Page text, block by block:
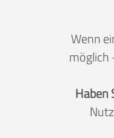
Wenn
möglich
Haben